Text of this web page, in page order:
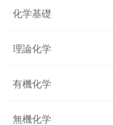
化学基礎
理論化学
有機化学
無機化学